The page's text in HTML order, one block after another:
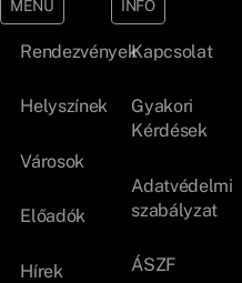
MENÜ
Rendezvények
Helyszínek
Városok
Előadók
Hírek
INFO
Kapcsolat
Gyakori
Kérdések
Adatvédelmi
szabályzat
ÁSZF